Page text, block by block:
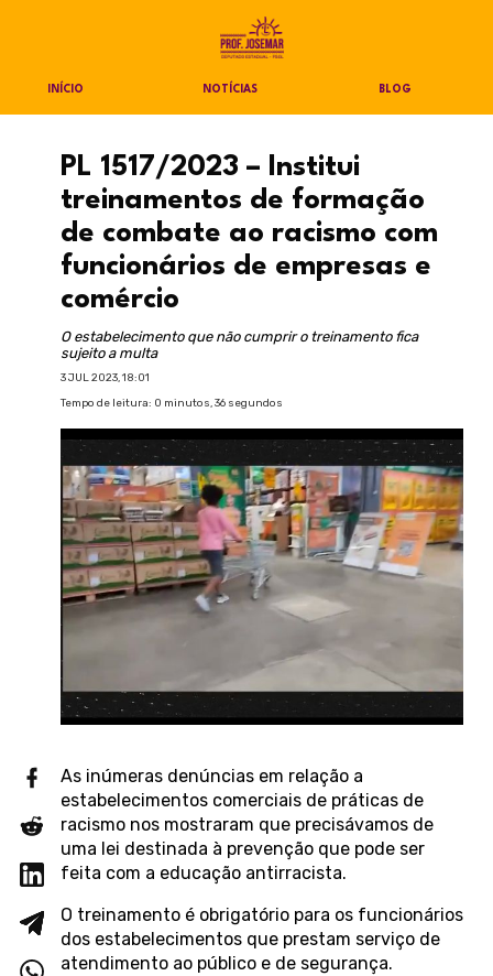
INÍCIO NOTÍCIAS BLOG
PL 1517/2023 – Institui
treinamentos de formação
de combate ao racismo com
funcionários de empresas e
comércio
O estabelecimento que não cumprir o treinamento fica
sujeito a multa
3 JUL 2023, 18:01
Tempo de leitura: 0 minutos, 36 segundos
As inúmeras denúncias em relação a
estabelecimentos comerciais de práticas de
racismo nos mostraram que precisávamos de
uma lei destinada à prevenção que pode ser
feita com a educação antirracista.
O treinamento é obrigatório para os funcionários
dos estabelecimentos que prestam serviço de
atendimento ao público e de segurança.